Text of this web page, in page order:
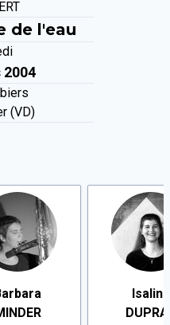
de l'eau
2004
(VD)
Isaline